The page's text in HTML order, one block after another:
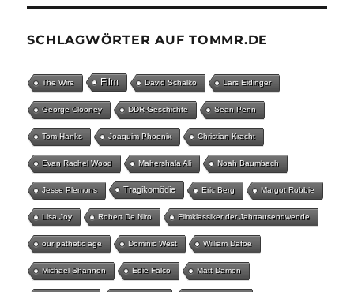
SCHLAGWÖRTER AUF TOMMR.DE
The Wire Film David Schalko Lars Eidinger
George Clooney DDR-Geschichte Sean Penn
Tom Hanks Joaquim Phoenix Christian Kracht
Evan Rachel Wood Mahershala Ali Noah Baumbach
Jesse Plemons Tragikomödie Eric Berg Margot Robbie
Lisa Joy Robert De Niro Filmklassiker der Jahrtausendwende
our pathetic age Dominic West William Dafoe
Michael Shannon Edie Falco Matt Damon